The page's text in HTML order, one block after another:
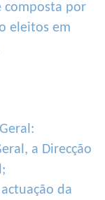
composta por
eleitos em
a Direcção
da